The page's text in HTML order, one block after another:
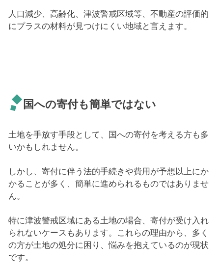
人口減少、高齢化、津波警戒区域等、不動産の評価的
にプラスの材料が見つけにくい地域と言えます。
国への寄付も簡単ではない
土地を手放す手段として、国への寄付を考える方も多
いかもしれません。
しかし、寄付に伴う法的手続きや費用が予想以上にか
かることが多く、簡単に進められるものではありませ
ん。
特に津波警戒区域にある土地の場合、寄付が受け入れ
られないケースもあります。これらの理由から、多く
の方が土地の処分に困り、悩みを抱えているのが現状
です。